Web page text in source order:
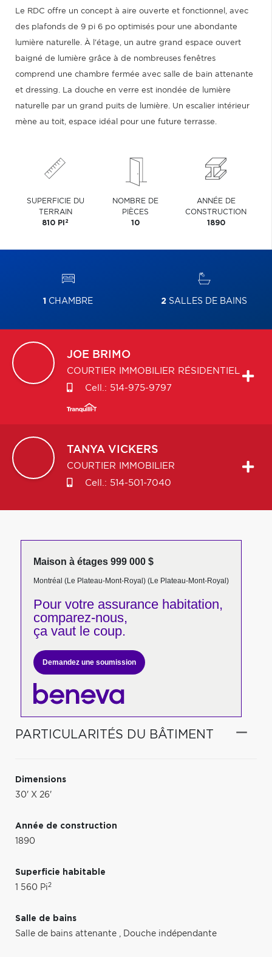
Le RDC offre un concept à aire ouverte et fonctionnel, avec
des plafonds de 9 pi 6 po optimisés pour une abondante
lumière naturelle. À l'étage, un autre grand espace ouvert
baigné de lumière grâce à de nombreuses fenêtres
comprend une chambre fermée avec salle de bain attenante
et dressing. La douche en verre est inondée de lumière
naturelle par un grand puits de lumière. Un escalier intérieur
mène au toit, espace idéal pour une future terrasse.
SUPERFICIE DU
TERRAIN
810 PI 2
NOMBRE DE
PIÈCES
10
ANNÉE DE
CONSTRUCTION
1890
1 CHAMBRE 2 SALLES DE BAINS
JOE BRIMO
COURTIER IMMOBILIER RÉSIDENTIEL
Cell.: 514-975-9797
TANYA VICKERS
COURTIER IMMOBILIER
Cell.: 514-501-7040
Maison à étages 999 000 $
Montréal (Le Plateau-Mont-Royal) (Le Plateau-Mont-Royal)
Pour votreassurance habitation,
comparez-nous,
ça vaut le coup.
Demandez une soumission
PARTICULARITÉS DU BÂTIMENT
Dimensions
30' X 26'
Année de construction
1890
Superficie habitable
1 560 Pi2
Salle de bains
Salle de bains attenante , Douche indépendante